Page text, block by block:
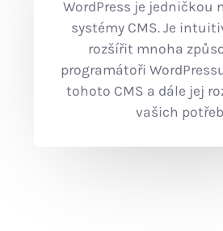
WordPress je jedničkou
systémy CMS. Je
rozšířit mnoha
programátoři
tohoto CMS a dále jej
vašich